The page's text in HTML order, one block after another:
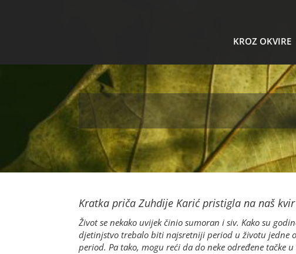
KROZ OKVIRE
Kratka priča Zuhdije Karić pristigla na naš
Život se nekako uvijek činio sumoran i siv. Kako su
djetinjstvo trebalo biti najsretniji period u životu jedne
period. Pa tako, mogu reći da do neke određene tačke